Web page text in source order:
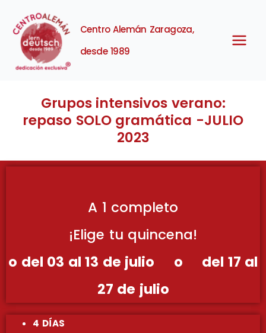
contenido
Centro Alemán Zaragoza,
desde 1989
Grupos intensivos verano:
repaso SOLO gramática -JULIO
2023
A 1 completo
¡Elige tu quincena!
o del 03 al 13 de julio o del 17 al
27 de julio
4 DÍAS